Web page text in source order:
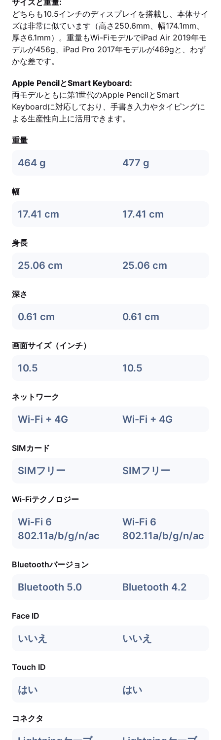
サイズと重量:
どちらも10.5インチのディスプレイを搭載し、本体サイ
ズは非常に似ています（高さ250.6mm、幅174.1mm、
厚さ6.1mm）。重量もWi-FiモデルでiPad Air 2019年モ
デルが456g、iPad Pro 2017年モデルが469gと、わず
かな差です。
Apple PencilとSmart Keyboard:
両モデルともに第1世代のApple PencilとSmart
Keyboardに対応しており、手書き入力やタイピングに
よる生産性向上に活用できます。
重量
464 g 477 g
幅
17.41 cm 17.41 cm
身長
25.06 cm 25.06 cm
深さ
0.61 cm 0.61 cm
画面サイズ（インチ）
10.5 10.5
ネットワーク
Wi-Fi + 4G Wi-Fi + 4G
SIMカード
SIMフリー SIMフリー
Wi-Fiテクノロジー
Wi-Fi 6
802.11a/b/g/n/ac
Wi-Fi 6
802.11a/b/g/n/ac
Bluetoothバージョン
Bluetooth 5.0 Bluetooth 4.2
Face ID
いいえ いいえ
Touch ID
はい はい
コネクタ